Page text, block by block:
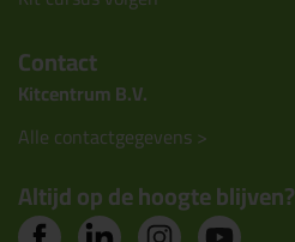
Contact
Kitcentrum B.V.
Alle contactgegevens >
Altijd op de hoogte blijven?